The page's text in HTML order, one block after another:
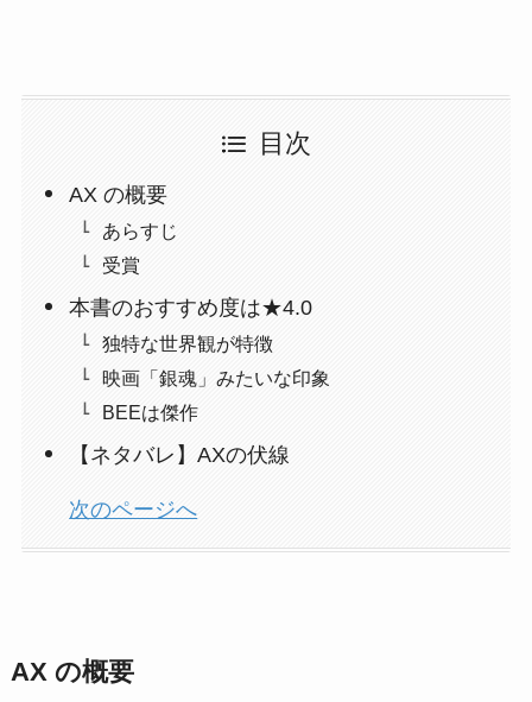
目次
AX の概要
あらすじ
受賞
本書のおすすめ度は★4.0
独特な世界観が特徴
映画「銀魂」みたいな印象
BEEは傑作
【ネタバレ】AXの伏線
次のページへ
AX の概要